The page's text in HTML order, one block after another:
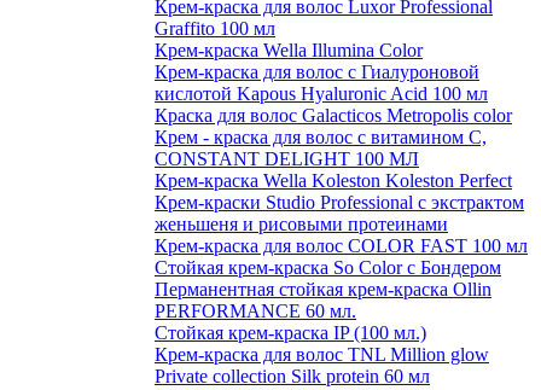
Крем-краска для волос Luxor Professional
Graffito 100 мл
Крем-краска Wella Illumina Color
Крем-краска для волос с Гиалуроновой
кислотой Kapous Hyaluronic Acid 100 мл
Краска для волос Galacticos Metropolis color
Крем - краска для волос с витамином С,
CONSTANT DELIGHT 100 МЛ
Крем-краска Wella Koleston Koleston Perfect
Крем-краски Studio Professional с экстрактом
женьшеня и рисовыми протеинами
Крем-краска для волос COLOR FAST 100 мл
Стойкая крем-краска So Color с Бондером
Перманентная стойкая крем-краска Ollin
PERFORMANCE 60 мл.
Стойкая крем-краска IP (100 мл.)
Крем-краска для волос TNL Million glow
Private collection Silk protein 60 мл